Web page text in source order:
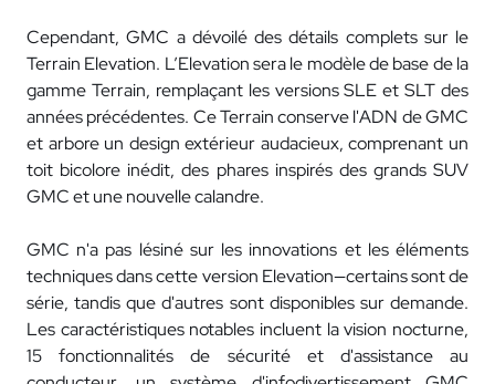
Cependant, GMC a dévoilé des détails complets sur le
Terrain Elevation. L’Elevation sera le modèle de base de la
gamme Terrain, remplaçant les versions SLE et SLT des
années précédentes. Ce Terrain conserve l'ADN de GMC
et arbore un design extérieur audacieux, comprenant un
toit bicolore inédit, des phares inspirés des grands SUV
GMC et une nouvelle calandre.
GMC n'a pas lésiné sur les innovations et les éléments
techniques dans cette version Elevation—certains sont de
série, tandis que d'autres sont disponibles sur demande.
Les caractéristiques notables incluent la vision nocturne,
15 fonctionnalités de sécurité et d'assistance au